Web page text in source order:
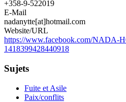
+358-9-522019
E-Mail
nadanytte[at]hotmail.com
Website/URL
https://www.facebook.com/NADA-
1418399428440918
Sujets
Fuite et Asile
Paix/conflits